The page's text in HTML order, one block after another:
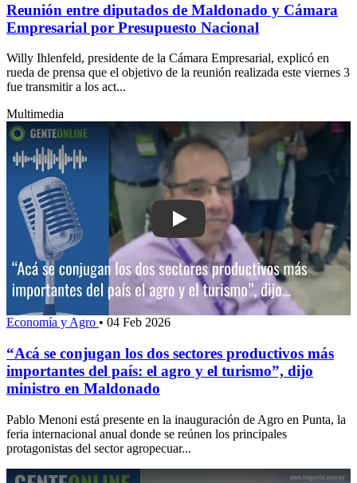
Reunión entre diputados de Maldonado y Cámara
Empresarial por Presupuesto Nacional
Willy Ihlenfeld, presidente de la Cámara Empresarial, explicó en
rueda de prensa que el objetivo de la reunión realizada este viernes 3
fue transmitir a los act...
Multimedia
Play: “Acá se conjugan los dos
Economía y Agro • 04 Feb 2026
“Acá se conjugan los dos sectores productivos más
importantes del país: el agro y el turismo”, dijo
ministro en Maldonado
Pablo Menoni está presente en la inauguración de Agro en Punta, la
feria internacional anual donde se reúnen los principales
protagonistas del sector agropecuar...